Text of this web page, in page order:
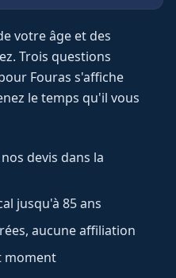
votre âge et des
Trois questions
Fouras s'affiche
le temps qu'il vous
devis dans la
jusqu'à 85 ans
aucune affiliation
moment